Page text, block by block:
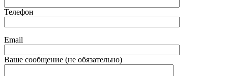
Телефон
Email
Ваше сообщение (не обязательно)